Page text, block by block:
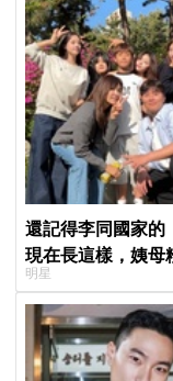
還記得李同國家的
現在長這樣，姨母
明星